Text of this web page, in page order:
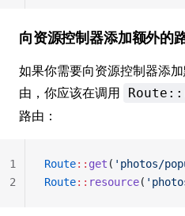
向资源控制器添加额外的
如果你需要向资源控制器添
由，你应该在调用
路由：
Route:: get ( 'photos/
Route:: resource(
1
2